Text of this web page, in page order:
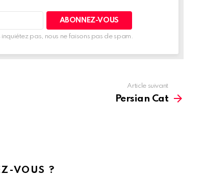
inquiétez pas, nous ne faisons pas de spam.
Article suivant
Persian Cat
VOUS ?